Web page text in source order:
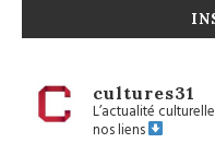
cultures31
L’actualité
nos liens